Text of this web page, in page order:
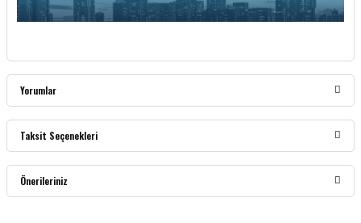
Yorumlar
Bu ürüne ilk yorumu siz yapın!
Taksit Seçenekleri
Önerileriniz